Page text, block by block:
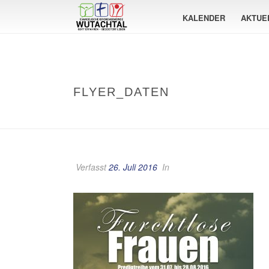
KALENDER
FLYER_DATEN
Verfasst26. Juli 2016 In